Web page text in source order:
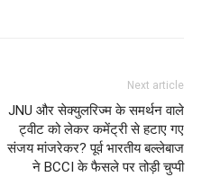
Next article
JNU और सेक्युलरिज्म के समर्थन वाले
ट्वीट को लेकर कमेंट्री से हटाए गए
संजय मांजरेकर? पूर्व भारतीय बल्लेबाज
ने BCCI के फैसले पर तोड़ी चुप्पी